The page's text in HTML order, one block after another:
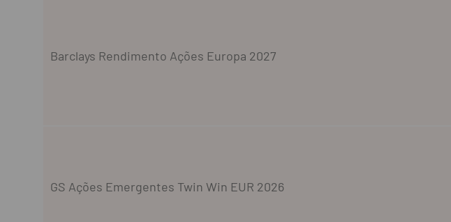
Barclays Rendimento Ações Europa 2027
GS Ações Emergentes Twin Win EUR 2026